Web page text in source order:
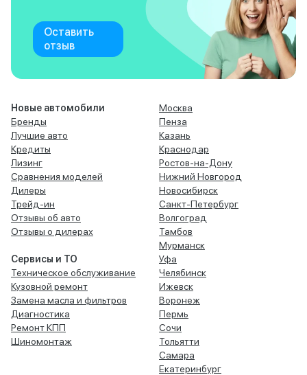
Оставить
отзыв
Новые автомобили
Бренды
Лучшие авто
Кредиты
Лизинг
Сравнения моделей
Дилеры
Трейд-ин
Отзывы об авто
Отзывы о дилерах
Сервисы и ТО
Техническое обслуживание
Кузовной ремонт
Замена масла и фильтров
Диагностика
Ремонт КПП
Шиномонтаж
Москва
Пенза
Казань
Краснодар
Ростов-на-Дону
Нижний Новгород
Новосибирск
Санкт-Петербург
Волгоград
Тамбов
Мурманск
Уфа
Челябинск
Ижевск
Воронеж
Пермь
Сочи
Тольятти
Самара
Екатеринбург